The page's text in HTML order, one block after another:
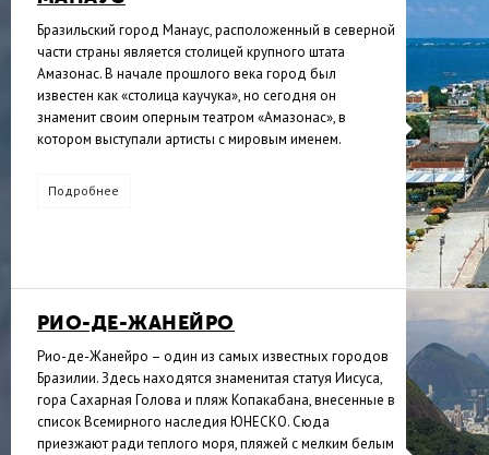
Бразильский город Манаус, расположенный в северной
части страны является столицей крупного штата
Амазонас. В начале прошлого века город был
известен как «столица каучука», но сегодня он
знаменит своим оперным театром «Амазонас», в
котором выступали артисты с мировым именем.
Подробнее
РИО-ДЕ-ЖАНЕЙРО
Рио-де-Жанейро – один из самых известных городов
Бразилии. Здесь находятся знаменитая статуя Иисуса,
гора Сахарная Голова и пляж Копакабана, внесенные в
список Всемирного наследия ЮНЕСКО. Сюда
приезжают ради теплого моря, пляжей с мелким белым